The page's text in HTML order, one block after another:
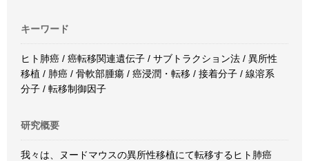
キーワード
ヒト肺癌 / 癌転移関連遺伝子 / サブトラクション法 / 異所性
移植 / 肺癌 / 骨軟部腫瘍 / 癌浸潤・転移 / 接着分子 / 線溶系
分子 / 転移制御因子
研究概要
我々は、ヌードマウスの異所性移植にて転移するヒト肺癌